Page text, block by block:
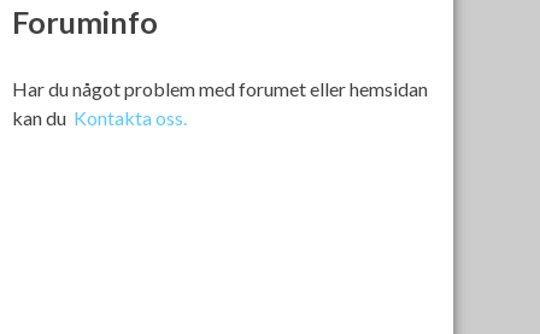
Foruminfo
Har du något problem med forumet eller hemsidan
kan du Kontakta oss.